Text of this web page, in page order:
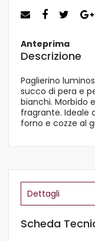
Anteprima
Descrizione
Paglierino
succo di pera e
bianchi. Morbido
fragrante. Ideale
forno e cozze al
Dettagli
Scheda